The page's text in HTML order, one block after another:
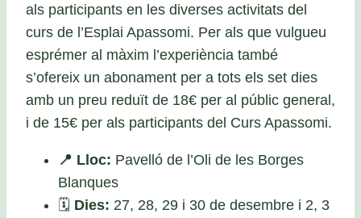
als participants en les diverses activitats del
curs de l’Esplai Apassomi. Per als que vulgueu
esprémer al màxim l’experiència també
s’ofereix un abonament per a tots els set dies
amb un preu reduït de 18€ per al públic general,
i de 15€ per als participants del Curs Apassomi.
📍 Lloc: Pavelló de l’Oli de les Borges
Blanques
🗓️ Dies: 27, 28, 29 i 30 de desembre i 2, 3